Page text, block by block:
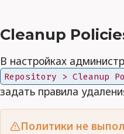
Cleanup
В настройках
Repository > Cleanup
задать правила
Политики не